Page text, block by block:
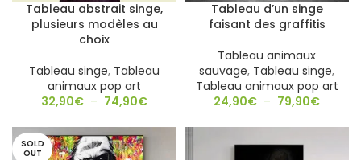
Tableau abstrait singe,
plusieurs modèles au
choix
Tableau singe, Tableau
animaux pop art
32,90€ – 74,90€
Tableau d’un singe
faisant des graffitis
Tableau animaux
sauvage, Tableau singe,
Tableau animaux pop art
24,90€ – 79,90€
SOLD
OUT